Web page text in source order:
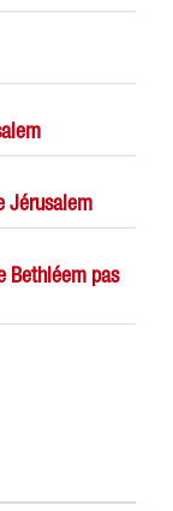
Jérusalem
Bethléem pas